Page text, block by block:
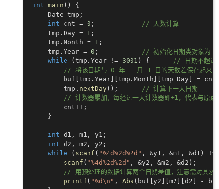
int main ( )
{
    Date tmp
;
int cnt = 0 ;
// 天数计算
    tmp
. Day = 1 ;
    tmp
. Month = 1 ;
    tmp
. Year = 0 ;
// 初始化日期类对象
while
( tmp . Year != 3001 ) {
// 日期不超
// 将该日期与 0 年 1 月 1 日的天数差保存起来
        buf
tmp . Year tmp . Month tmp . Day = cnt
        tmp
. nextDay( ) ;
// 计算下一天日期
// 计数器累加，每经过一天计数器即+1，代表与原点
        cnt
++ ;
}
int d1 , m1 , y1 ;
int d2 , m2 , y2 ;
while
( scanf ( "%4d%2d%2d" , &y1 , &m1 , &d1 )
!=
scanf ( "%4d%2d%2d" , &y2 , &m2 , &d2 ) ;
// 用预处理的数据计算两个日期差值，注意需对其求
printf ( "%d\n" , Abs ( buf y2 m2 d2 -